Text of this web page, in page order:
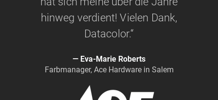
hinweg verdient! Vielen Dank,
Datacolor.“
Eva-Marie Roberts
Farbmanager, Ace Hardware in Salem